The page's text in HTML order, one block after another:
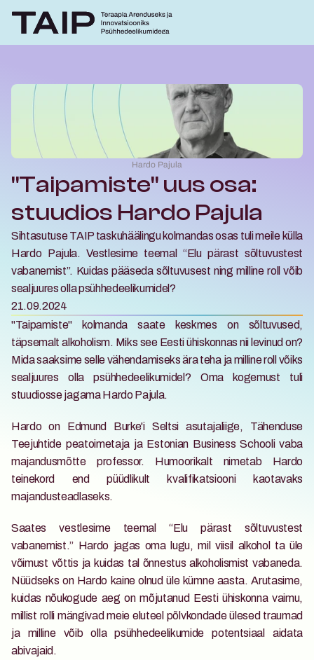
Hardo Pajula
"Taipamiste" uus osa:
stuudios Hardo Pajula
Sihtasutuse TAIP taskuhäälingu kolmandas osas tuli meile külla
Hardo Pajula. Vestlesime teemal “Elu pärast sõltuvustest
vabanemist”. Kuidas pääseda sõltuvusest ning milline roll võib
sealjuures olla psühhedeelikumidel?
21.09.2024
"Taipamiste" kolmanda saate keskmes on sõltuvused,
täpsemalt alkoholism. Miks see Eesti ühiskonnas nii levinud on?
Mida saaksime selle vähendamiseks ära teha ja milline roll võiks
sealjuures olla psühhedeelikumidel? Oma kogemust tuli
stuudiosse jagama Hardo Pajula.
Hardo on Edmund Burke'i Seltsi asutajaliige, Tähenduse
Teejuhtide peatoimetaja ja Estonian Business Schooli vaba
majandusmõtte professor. Humoorikalt nimetab Hardo
teinekord end püüdlikult kvalifikatsiooni kaotavaks
majandusteadlaseks.
Saates vestlesime teemal “Elu pärast sõltuvustest
vabanemist.” Hardo jagas oma lugu, mil viisil alkohol ta üle
võimust võttis ja kuidas tal õnnestus alkoholismist vabaneda.
Nüüdseks on Hardo kaine olnud üle kümne aasta. Arutasime,
kuidas nõukogude aeg on mõjutanud Eesti ühiskonna vaimu,
millist rolli mängivad meie eluteel põlvkondade ülesed traumad
ja milline võib olla psühhedeelikumide potentsiaal aidata
abivajaid.